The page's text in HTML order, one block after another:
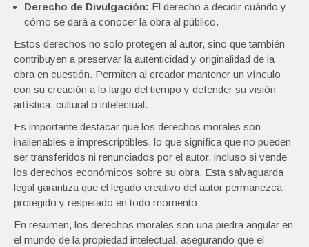
Derecho de Divulgación: El derecho a decidir cuándo y
cómo se dará a conocer la obra al público.
Estos derechos no solo protegen al autor, sino que también
contribuyen a preservar la autenticidad y originalidad de la
obra en cuestión. Permiten al creador mantener un vínculo
con su creación a lo largo del tiempo y defender su visión
artística, cultural o intelectual.
Es importante destacar que los derechos morales son
inalienables e imprescriptibles, lo que significa que no pueden
ser transferidos ni renunciados por el autor, incluso si vende
los derechos económicos sobre su obra. Esta salvaguarda
legal garantiza que el legado creativo del autor permanezca
protegido y respetado en todo momento.
En resumen, los derechos morales son una piedra angular en
el mundo de la propiedad intelectual, asegurando que el